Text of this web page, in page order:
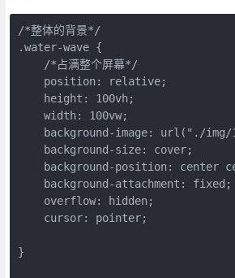
/*整体的背景*/
.water-wave {
    /*占满整个屏幕*/
    position: relative;
    height: 100vh;
    width: 100vw;
background-image: url("./img/
    background-size: cover;
background-position: center
    background-attachment: fixed;
    overflow: hidden;
    cursor: pointer;
}